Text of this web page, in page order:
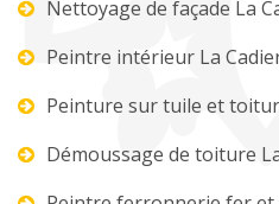
Nettoyage de façade La
Peintre intérieur La
Peinture sur tuile et
Démoussage de toiture